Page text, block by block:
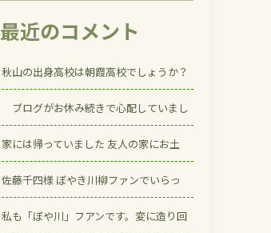
最近のコメント
秋山の出身高校は朝霞高校でしょうか？
ブログがお休み続きで心配していまし
家には帰っていました 友人の家にお土
佐藤千四様 ぼやき川柳ファンでいらっ
私も「ぼや川」フアンです。変に造り回